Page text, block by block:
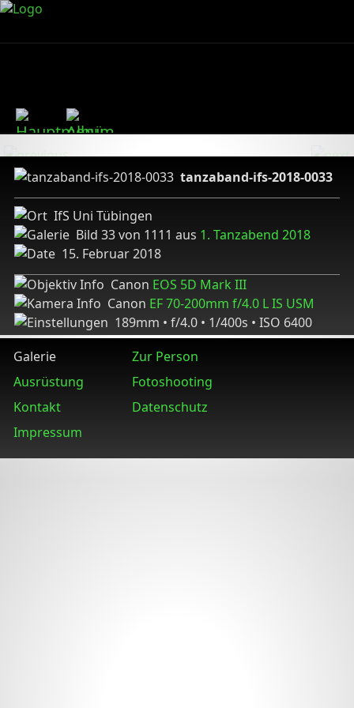
tanzaband-ifs-2018-0033
IfS Uni Tübingen
Bild 33 von 1111 aus 1. Tanzabend 2018
15. Februar 2018
Canon EOS 5D Mark III
Canon EF 70-200mm f/4.0 L IS USM
189mm • f/4.0 • 1/400s • ISO 6400
Galerie
Zur Person
Ausrüstung
Fotoshooting
Kontakt
Datenschutz
Impressum